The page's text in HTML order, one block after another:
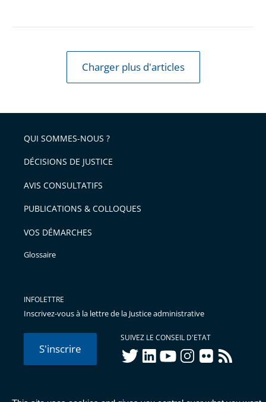
Charger plus d'articles
QUI SOMMES-NOUS ?
DÉCISIONS DE JUSTICE
AVIS CONSULTATIFS
PUBLICATIONS & COLLOQUES
VOS DÉMARCHES
Glossaire
INFOLETTRE
Inscrivez-vous à la lettre de la Justice administrative
S'inscrire
SUIVEZ LE CONSEIL D'ETAT
twitterlinkedInyoutubeinstagram
flickr rss